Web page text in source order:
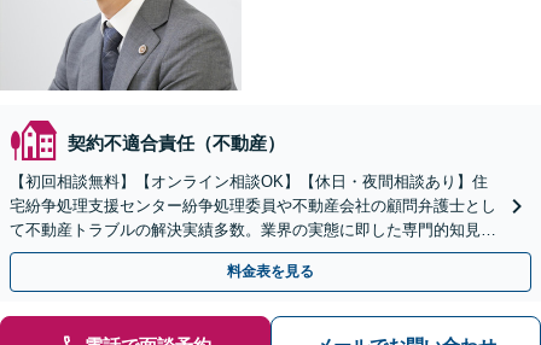
契約不適合責任（不動産）
【初回相談無料】【オンライン相談OK】【休日・夜間相談あり】住
宅紛争処理支援センター紛争処理委員や不動産会社の顧問弁護士とし
て不動産トラブルの解決実績多数。業界の実態に即した専門的知見を
活かし、きめ細やかにサポートいたします。
料金表を見る